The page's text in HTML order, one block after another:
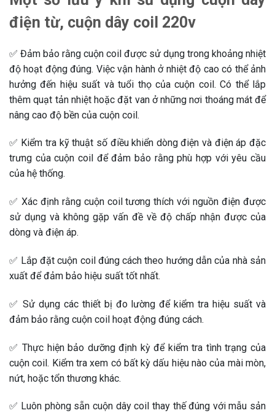
điện từ, cuộn dây coil 220v
✅ Đảm bảo rằng cuộn coil được sử dụng trong khoảng nhiệt
độ hoạt động đúng. Việc vận hành ở nhiệt độ cao có thể ảnh
hưởng đến hiệu suất và tuổi thọ của cuộn coil. Có thể lắp
thêm quạt tản nhiệt hoặc đặt van ở những nơi thoáng mát để
nâng cao độ bền của cuộn coil.
✅ Kiểm tra kỹ thuật số điều khiển dòng điện và điện áp đặc
trưng của cuộn coil để đảm bảo rằng phù hợp với yêu cầu
của hệ thống.
✅ Xác định rằng cuộn coil tương thích với nguồn điện được
sử dụng và không gặp vấn đề về độ chấp nhận được của
dòng và điện áp.
✅ Lắp đặt cuộn coil đúng cách theo hướng dẫn của nhà sản
xuất để đảm bảo hiệu suất tốt nhất.
✅ Sử dụng các thiết bị đo lường để kiểm tra hiệu suất và
đảm bảo rằng cuộn coil hoạt động đúng cách.
✅ Thực hiện bảo dưỡng định kỳ để kiểm tra tình trạng của
cuộn coil. Kiểm tra xem có bất kỳ dấu hiệu nào của mài mòn,
nứt, hoặc tổn thương khác.
✅ Luôn phòng sẵn cuộn dây coil thay thế đúng với mẫu sản